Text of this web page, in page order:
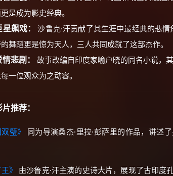
是成为影史经典。
飙戏：
沙鲁克·汗贡献了其生涯中最经典的悲
舞蹈更是惊为天人，三人共同成就了这部杰作。
悲剧：
故事改编自印度家喻户晓的同名小说，
一位观众为之动容。
推荐：
璧》
同为导演桑杰·里拉·彭萨里的作品，讲述
》
由沙鲁克·汗主演的史诗大片，展现了古印